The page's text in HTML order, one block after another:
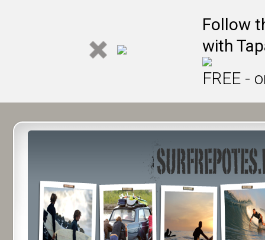
Follow
with
FREE -